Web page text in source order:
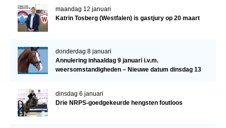
maandag 12 januari
Katrin Tosberg (Westfalen) is gastjury op 20 maart
donderdag 8 januari
Annulering inhaaldag 9 januari i.v.m.
weersomstandigheden – Nieuwe datum dinsdag 13
dinsdag 6 januari
Drie NRPS-goedgekeurde hengsten foutloos